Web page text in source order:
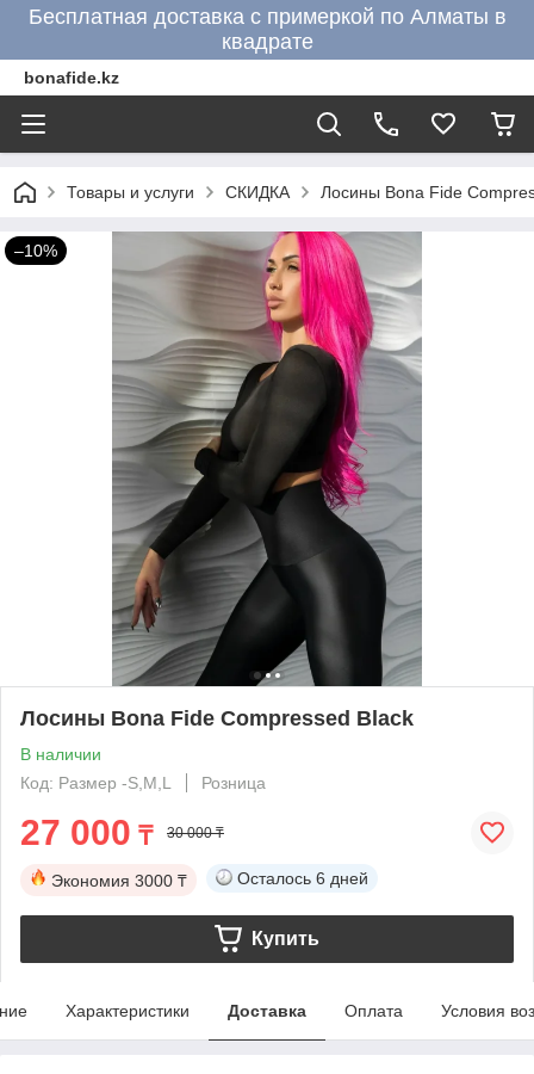
Бесплатная доставка с примеркой по Алматы в
квадрате
bonafide.kz
Товары и услуги СКИДКА Лосины Bona Fide
–10%
Лосины Bona Fide Compressed Black
В наличии
Код: Размер -S,M,L
Розница
27 000 ₸ 30 000 ₸
Экономия 3000 ₸ Осталось 6 дней
Купить
Характеристики Доставка Оплата Условия